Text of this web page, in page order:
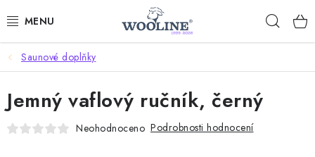
na
AKCE %
DÁRKOVÉ POUKAZY
OBLEČENÍ
Saunové doplňky
Jemný vaflový ručník, černý
Neohodnoceno Podrobnosti hodnocení